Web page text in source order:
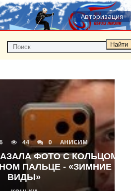
Авторизация
Найти
44 0 АНИСИМ
ФОТО С КОЛЬЦОМ
ПАЛЬЦЕ - «ЗИМНИЕ
ВИДЫ»